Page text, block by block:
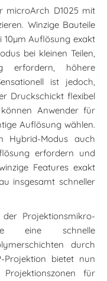
microArch D1025 mit
Winzige Bauteile
10µm Auflösung exakt
bei kleinen Teilen,
erfordern, höhere
ist jedoch,
Druckschickt flexibel
Anwender für
Auflösung wählen.
Hybrid-Modus auch
erfordern und
Features exakt
insgesamt schneller
Projektionsmikro-
eine schnelle
durch
Projektion bietet nun
für